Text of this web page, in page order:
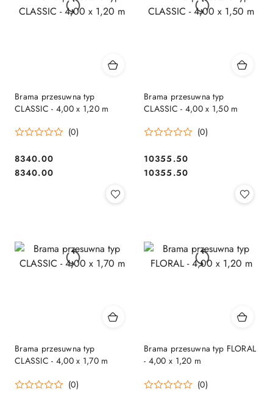
Brama przesuwna typ
CLASSIC - 4,00 x 1,20 m
(0)
Cena:
8340.00
Cena:
8340.00
Brama przesuwna typ
CLASSIC - 4,00 x 1,50 m
(0)
Cena:
10355.50
Cena:
10355.50
Brama przesuwna typ
CLASSIC - 4,00 x 1,70 m
(0)
Brama przesuwna typ FLORAL
- 4,00 x 1,20 m
(0)